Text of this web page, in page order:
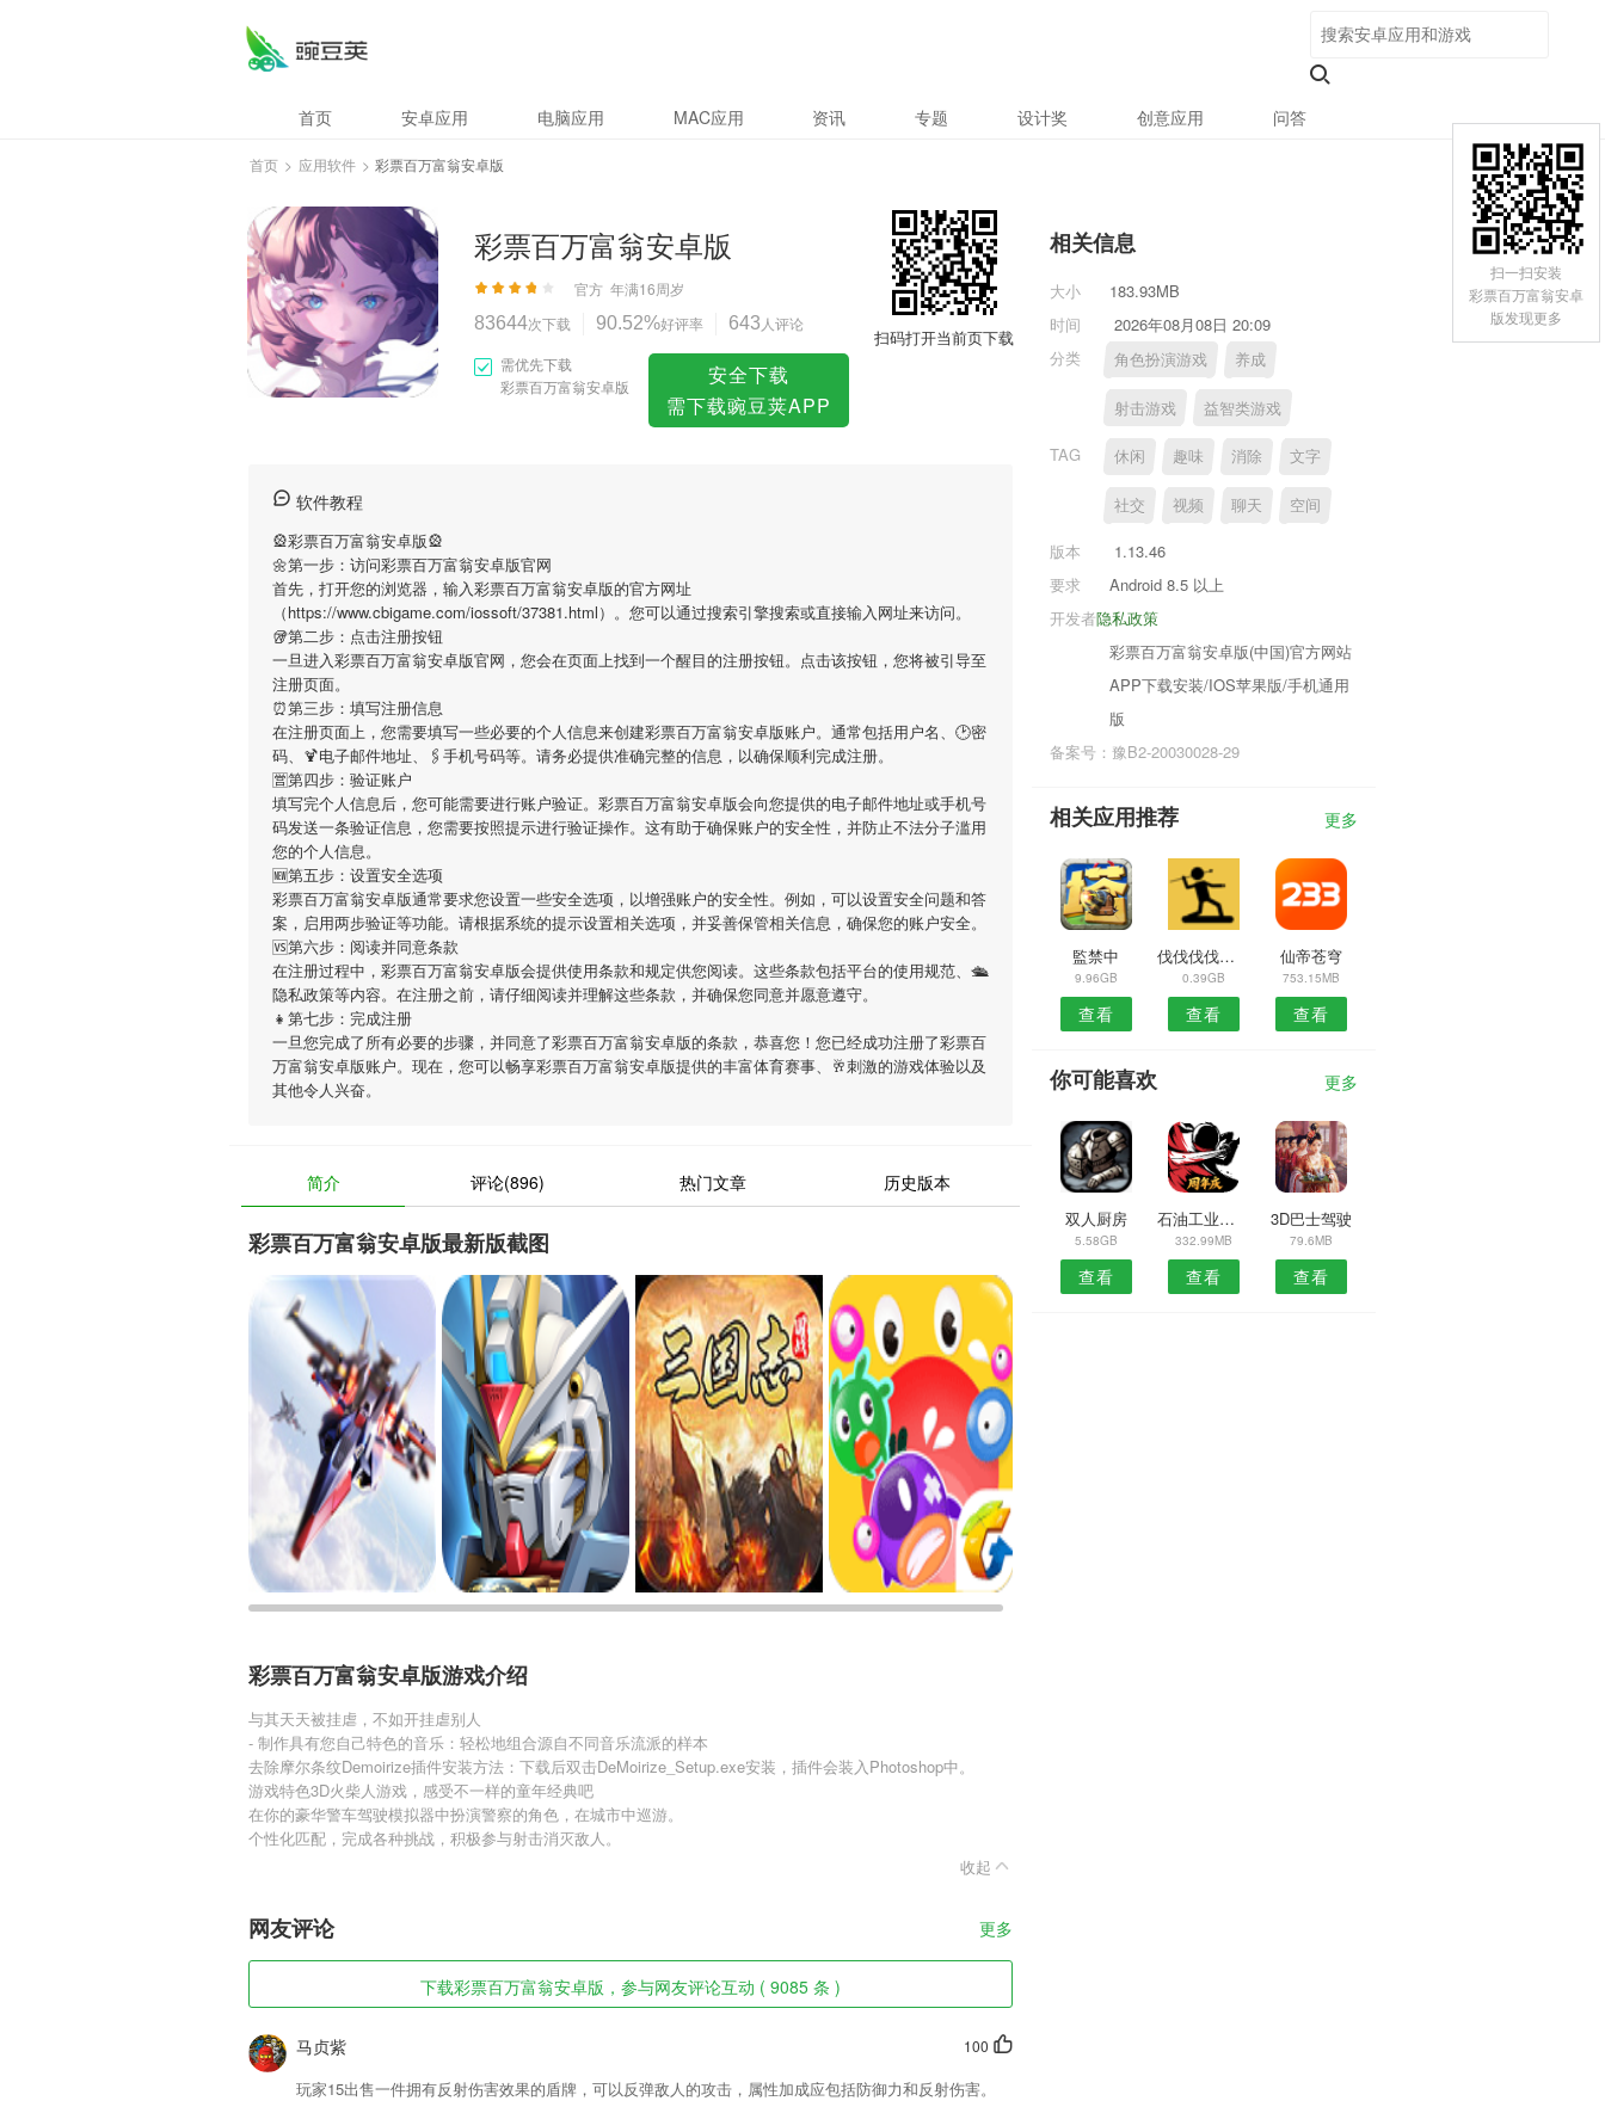
首页 安卓应用 电脑应用 MAC应用 资讯 专题 设计奖 创意应用 问答
首页 > 应用软件 > 彩票百万富翁安卓版
彩票百万富翁安卓版
官方 年满16周岁
83644次下载 90.52%好评率 643 人评论
需优先下载
彩票百万富翁安卓版
安全下载
需下载豌豆荚APP
扫码打开当前页下载
软件教程
🎡彩票百万富翁安卓版🎡
🌼第一步：访问彩票百万富翁安卓版官网
首先，打开您的浏览器，输入彩票百万富翁安卓版的官方网址
（https://www.cbigame.com/iossoft/37381.html）。您可以通过搜索引擎搜索或直接输入网址来访问。
🥡第二步：点击注册按钮
一旦进入彩票百万富翁安卓版官网，您会在页面上找到一个醒目的注册按钮。点击该按钮，您将被引导至
注册页面。
⏰第三步：填写注册信息
在注册页面上，您需要填写一些必要的个人信息来创建彩票百万富翁安卓版账户。通常包括用户名、🕑密
码、🍹电子邮件地址、🖇手机号码等。请务必提供准确完整的信息，以确保顺利完成注册。
🈺第四步：验证账户
填写完个人信息后，您可能需要进行账户验证。彩票百万富翁安卓版会向您提供的电子邮件地址或手机号
码发送一条验证信息，您需要按照提示进行验证操作。这有助于确保账户的安全性，并防止不法分子滥用
您的个人信息。
🆕第五步：设置安全选项
彩票百万富翁安卓版通常要求您设置一些安全选项，以增强账户的安全性。例如，可以设置安全问题和答
案，启用两步验证等功能。请根据系统的提示设置相关选项，并妥善保管相关信息，确保您的账户安全。
🆚第六步：阅读并同意条款
在注册过程中，彩票百万富翁安卓版会提供使用条款和规定供您阅读。这些条款包括平台的使用规范、🛳
隐私政策等内容。在注册之前，请仔细阅读并理解这些条款，并确保您同意并愿意遵守。
👧第七步：完成注册
一旦您完成了所有必要的步骤，并同意了彩票百万富翁安卓版的条款，恭喜您！您已经成功注册了彩票百
万富翁安卓版账户。现在，您可以畅享彩票百万富翁安卓版提供的丰富体育赛事、🥂刺激的游戏体验以及
其他令人兴奋。
简介 评论(896) 热门文章 历史版本
彩票百万富翁安卓版最新版截图
彩票百万富翁安卓版游戏介绍
与其天天被挂虐，不如开挂虐别人
- 制作具有您自己特色的音乐：轻松地组合源自不同音乐流派的样本
去除摩尔条纹Demoirize插件安装方法：下载后双击DeMoirize_Setup.exe安装，插件会装入Photoshop中。
游戏特色3D火柴人游戏，感受不一样的童年经典吧
在你的豪华警车驾驶模拟器中扮演警察的角色，在城市中巡游。
个性化匹配，完成各种挑战，积极参与射击消灭敌人。
收起
网友评论 更多
下载彩票百万富翁安卓版，参与网友评论互动 ( 9085 条 )
100
马贞紫
玩家15出售一件拥有反射伤害效果的盾牌，可以反弹敌人的攻击，属性加成应包括防御力和反射伤害。
相关信息
大小
183.93MB
时间
2026年08月08日 20:09
分类
角色扮演游戏 养成
射击游戏 益智类游戏
TAG 休闲 趣味 消除 文字
社交 视频 聊天 空间
版本
1.13.46
要求
Android 8.5 以上
隐私政策
开发者
彩票百万富翁安卓版(中国)官方网站
APP下载安装/IOS苹果版/手机通用
版
备案号：豫B2-20030028-29
相关应用推荐 更多
監禁中
9.96GB
查看
伐伐伐伐木工安卓
0.39GB
查看
仙帝苍穹
753.15MB
查看
你可能喜欢 更多
双人厨房
5.58GB
查看
石油工业大亨
332.99MB
查看
3D巴士驾驶
79.6MB
查看
扫一扫安装
彩票百万富翁安卓
版发现更多